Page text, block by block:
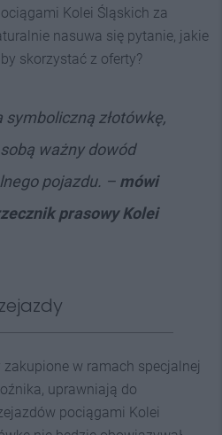
Kolei Śląskich za
nasuwa się pytanie, jakie
skorzystać z oferty?
symboliczną złotówkę,
ważny dowód
pojazdu. – mówi
prasowy Kolei
w ramach specjalnej
uprawniają do
pociągami Kolei